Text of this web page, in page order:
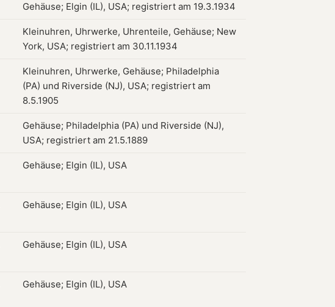
Gehäuse; Elgin (IL), USA; registriert am 19.3.1934
Kleinuhren, Uhrwerke, Uhrenteile, Gehäuse; New
York, USA; registriert am 30.11.1934
Kleinuhren, Uhrwerke, Gehäuse; Philadelphia
(PA) und Riverside (NJ), USA; registriert am
8.5.1905
Gehäuse; Philadelphia (PA) und Riverside (NJ),
USA; registriert am 21.5.1889
Gehäuse; Elgin (IL), USA
Gehäuse; Elgin (IL), USA
Gehäuse; Elgin (IL), USA
Gehäuse; Elgin (IL), USA